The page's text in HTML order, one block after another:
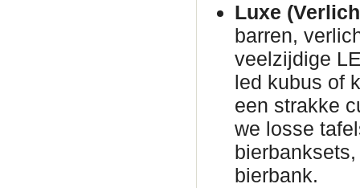
Luxe
barren,
veelzijdige
led kubus of
een strakke
we losse
bierbank.